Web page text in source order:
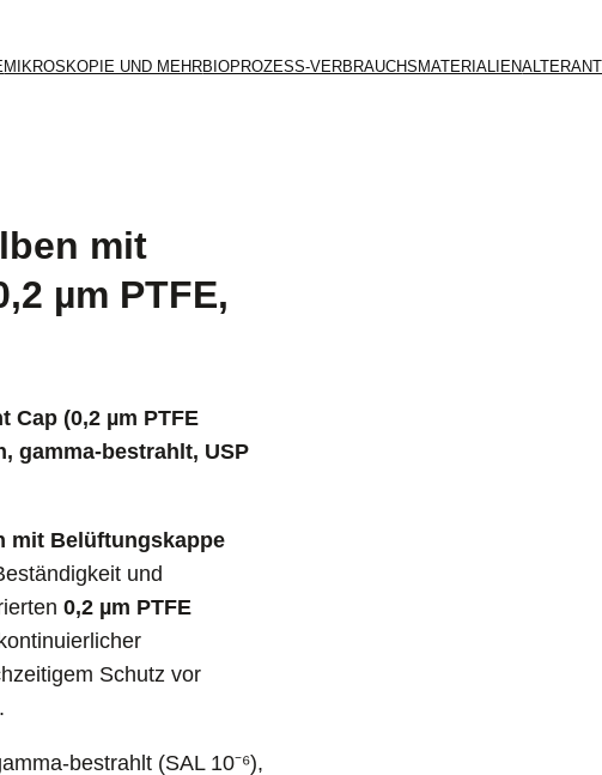
MIKROSKOPIE UND MEHRBIOPROZESS-VERBRAUCHSMATERIALIEN
mit
µm PTFE,
Cap (0,2 µm PTFE
gamma-bestrahlt, USP
mit Belüftungskappe
und
0,2 µm PTFE
Schutz vor
bestrahlt (SAL 10⁻⁶),